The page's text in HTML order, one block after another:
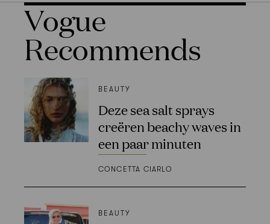
Vogue
Recommends
BEAUTY
Deze sea salt sprays
creëren beachy waves in
een paar minuten
CONCETTA CIARLO
BEAUTY